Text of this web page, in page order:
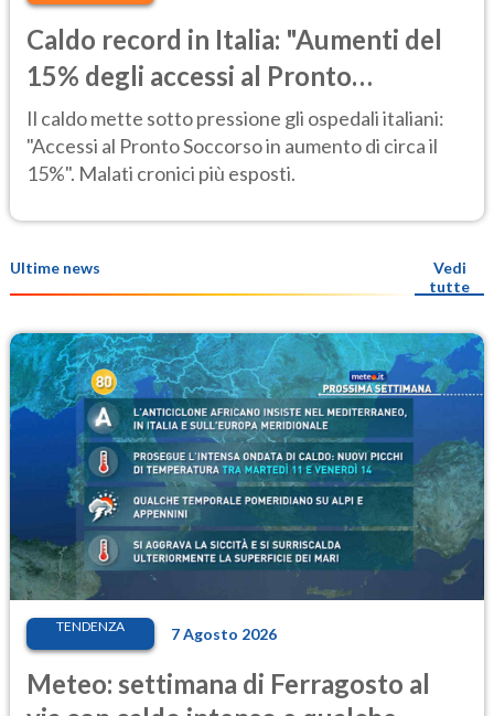
Caldo record in Italia: "Aumenti del
15% degli accessi al Pronto
Soccorso"
Il caldo mette sotto pressione gli ospedali italiani:
"Accessi al Pronto Soccorso in aumento di circa il
15%". Malati cronici più esposti.
Ultime news
Vedi
tutte
TENDENZA 7 Agosto 2026
Meteo: settimana di Ferragosto al